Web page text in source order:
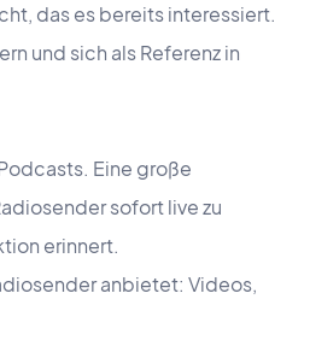
das es bereits interessiert.
und sich als Referenz in
Eine große
sofort live zu
erinnert.
anbietet: Videos,